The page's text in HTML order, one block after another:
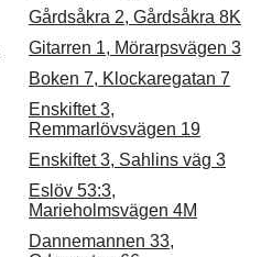
Gårdsåkra 2, Gårdsåkra 8K
Gitarren 1, Mörarpsvägen 3
Boken 7, Klockaregatan 7
Enskiftet 3,
Remmarlövsvägen 19
Enskiftet 3, Sahlins väg 3
Eslöv 53:3,
Marieholmsvägen 4M
Dannemannen 33,